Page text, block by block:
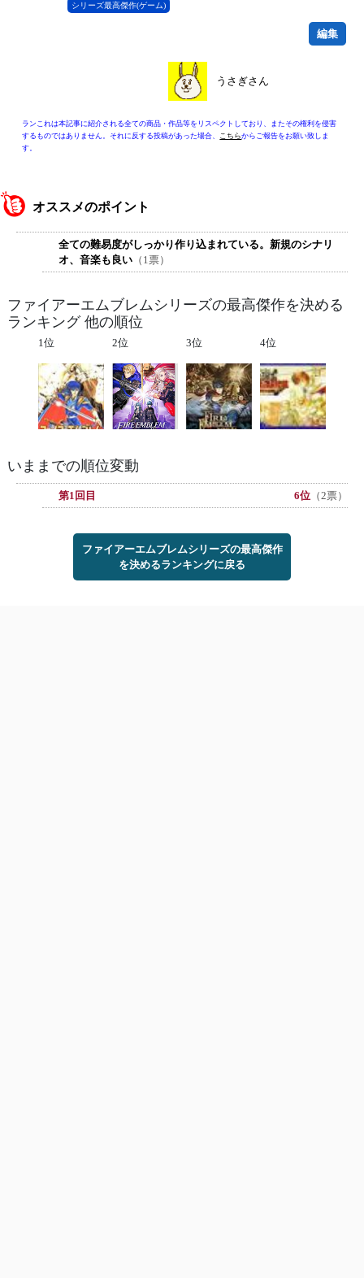
シリーズ最高傑作(ゲーム)
編集
うさぎさん
ランこれは本記事に紹介される全ての商品・作品等をリスペクトしており、またその権利を侵害
するものではありません。それに反する投稿があった場合、 こちらからご報告をお願い致しま
す。
オススメのポイント
全ての難易度がしっかり作り込まれている。新規のシナリ
オ、音楽も良い （1票）
ファイアーエムブレムシリーズの最高傑作を決める
ランキング 他の順位
1位 2位 3位 4位
いままでの順位変動
第1回目 6位 （2票）
ファイアーエムブレムシリーズの最高傑作
を決めるランキングに戻る